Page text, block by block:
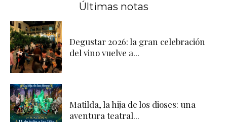
Últimas notas
Degustar 2026: la gran celebración
del vino vuelve a...
Matilda, la hija de los dioses: una
aventura teatral...